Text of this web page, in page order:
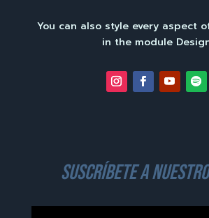
You can also style every aspect
in the module
suscríbete a